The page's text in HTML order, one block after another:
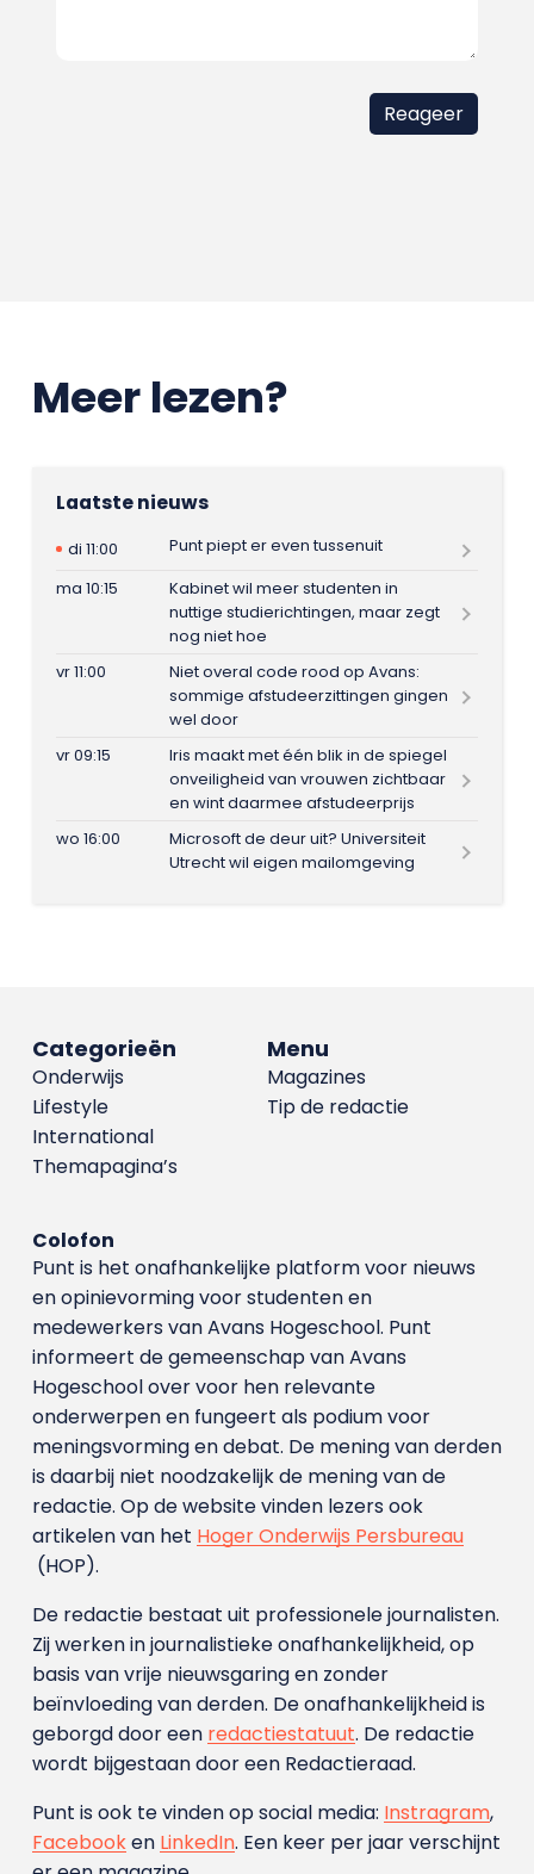
Meer lezen?
Laatste nieuws
di 11:00
Punt piept er even tussenuit
ma 10:15
Kabinet wil meer studenten in
nuttige studierichtingen, maar zegt
nog niet hoe
vr 11:00
Niet overal code rood op Avans:
sommige afstudeerzittingen gingen
wel door
vr 09:15
Iris maakt met één blik in de spiegel
onveiligheid van vrouwen zichtbaar
en wint daarmee afstudeerprijs
wo 16:00
Microsoft de deur uit? Universiteit
Utrecht wil eigen mailomgeving
Menu
Magazines
Tip de redactie
Categorieën
Onderwijs
Lifestyle
International
Themapagina’s
Colofon
Punt is het onafhankelijke platform voor nieuws
en opinievorming voor studenten en
medewerkers van Avans Hoge­school. Punt
informeert de gemeenschap van Avans
Hogeschool over voor hen relevante
onderwerpen en fungeert als podium voor
meningsvorming en debat. De mening van derden
is daarbij niet noodzakelijk de mening van de
redactie. Op de website vinden lezers ook
artikelen van het Hoger Onderwijs Persbureau
(HOP).
De redactie bestaat uit professionele journalisten.
Zij werken in journalistieke onafhankelijkheid, op
basis van vrije nieuwsgaring en zonder
beïnvloeding van derden. De onafhankelijkheid is
geborgd door een redactiestatuut. De redactie
wordt bijgestaan door een Redactieraad.
Punt is ook te vinden op social media: Instragram,
Facebooken LinkedIn. Een keer per jaar verschijnt